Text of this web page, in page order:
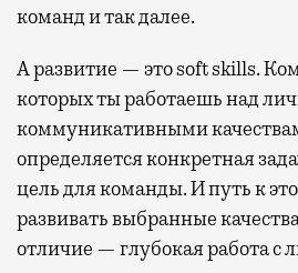
команд и так далее.
А развитие — это soft skills.
которых ты работаешь над
коммуникативными
определяется конкретная
цель для команды. И путь к
развивать выбранные
отличие — глубокая работа с